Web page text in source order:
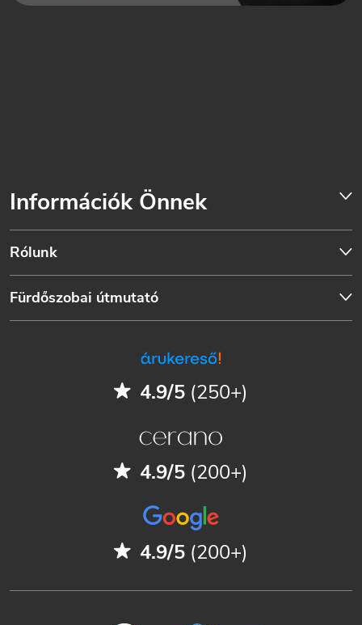
Információk Önnek
Rólunk
Fürdőszobai útmutató
4.9/5 (250+)
4.9/5 (200+)
4.9/5 (200+)